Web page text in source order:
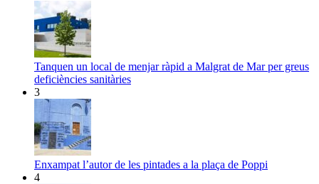
Tanquen un local de menjar ràpid a Malgrat de Mar per greus
deficiències sanitàries
3
Enxampat l’autor de les pintades a la plaça de Poppi
4